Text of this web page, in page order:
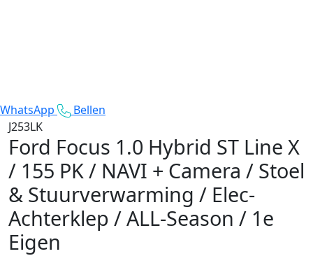
WhatsApp
Bellen
J253LK
Ford Focus 1.0 Hybrid ST Line X
/ 155 PK / NAVI + Camera / Stoel
& Stuurverwarming / Elec-
Achterklep / ALL-Season / 1e
Eigen